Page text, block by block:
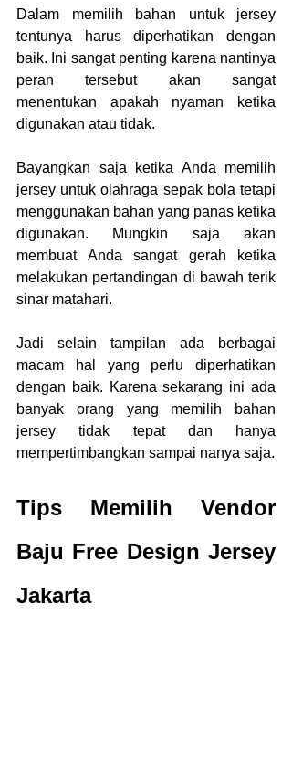
Dalam memilih bahan untuk jersey
tentunya harus diperhatikan dengan
baik. Ini sangat penting karena nantinya
peran tersebut akan sangat
menentukan apakah nyaman ketika
digunakan atau tidak.
Bayangkan saja ketika Anda memilih
jersey untuk olahraga sepak bola tetapi
menggunakan bahan yang panas ketika
digunakan. Mungkin saja akan
membuat Anda sangat gerah ketika
melakukan pertandingan di bawah terik
sinar matahari.
Jadi selain tampilan ada berbagai
macam hal yang perlu diperhatikan
dengan baik. Karena sekarang ini ada
banyak orang yang memilih bahan
jersey tidak tepat dan hanya
mempertimbangkan sampai nanya saja.
Tips Memilih Vendor
Baju Free Design Jersey
Jakarta